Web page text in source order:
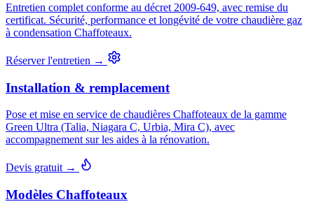
Entretien complet conforme au décret 2009-649, avec remise du
certificat. Sécurité, performance et longévité de votre chaudière gaz
à condensation Chaffoteaux.
Réserver l'entretien →
Installation & remplacement
Pose et mise en service de chaudières Chaffoteaux de la gamme
Green Ultra (Talia, Niagara C, Urbia, Mira C), avec
accompagnement sur les aides à la rénovation.
Devis gratuit →
Modèles Chaffoteaux